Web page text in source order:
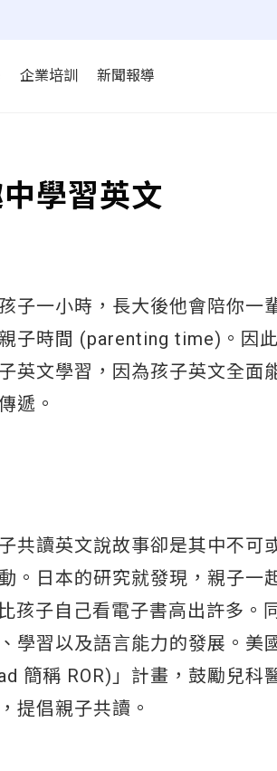
企業培訓 新聞報導
學習英文
子一小時，長大後他會陪你一
子時間 (parenting time)。因
英文學習，因為孩子英文全面
遞。
共讀英文說故事卻是其中不可
。日本的研究就發現，親子一
孩子自己看電子書高出許多。
學習以及語言能力的發展。美
簡稱 ROR)」計畫，鼓勵兒科
提倡親子共讀。